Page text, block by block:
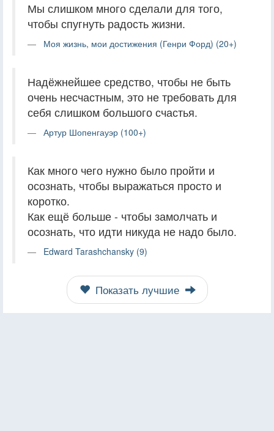
Мы слишком много сделали для того,
чтобы спугнуть радость жизни.
Моя жизнь, мои достижения (Генри Форд) (20+)
Надёжнейшее средство, чтобы не быть
очень несчастным, это не требовать для
себя слишком большого счастья.
Артур Шопенгауэр (100+)
Как много чего нужно было пройти и
осознать, чтобы выражаться просто и
коротко.
Как ещё больше - чтобы замолчать и
осознать, что идти никуда не надо было.
Edward Tarashchansky (9)
Показать лучшие